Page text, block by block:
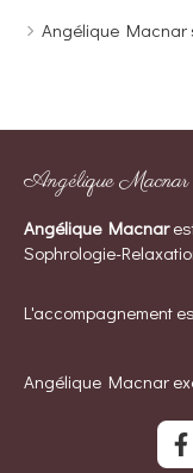
Angélique Macnar
Angélique Macnar
Angélique Macnar
Sophrologie-
L'accompagnement
Angélique Macnar